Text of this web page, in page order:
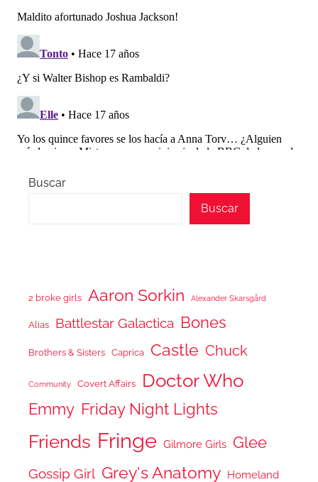
Buscar
Buscar
2 broke girls Aaron Sorkin Alexander Skarsgård
Alias Battlestar Galactica Bones
Brothers & Sisters Caprica Castle Chuck
Community Covert Affairs Doctor Who
Emmy Friday Night Lights
Friends Fringe Gilmore Girls Glee
Gossip Girl Grey's Anatomy Homeland